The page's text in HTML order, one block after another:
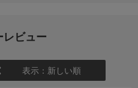
レビュー
表示：新しい順